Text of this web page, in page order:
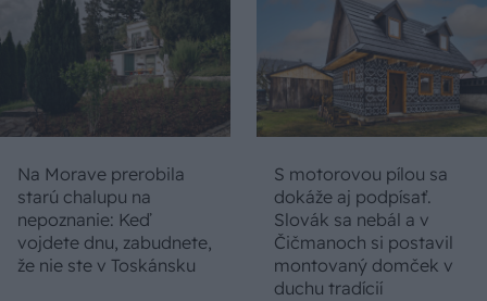
Na Morave prerobila
starú chalupu na
nepoznanie: Keď
vojdete dnu, zabudnete,
že nie ste v Toskánsku
S motorovou pílou sa
dokáže aj podpísať.
Slovák sa nebál a v
Čičmanoch si postavil
montovaný domček v
duchu tradícií